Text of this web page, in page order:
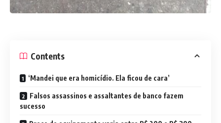
Contents
‘Mandei que era homicídio. Ela ficou de cara’
Falsos assassinos e assaltantes de banco fazem
sucesso